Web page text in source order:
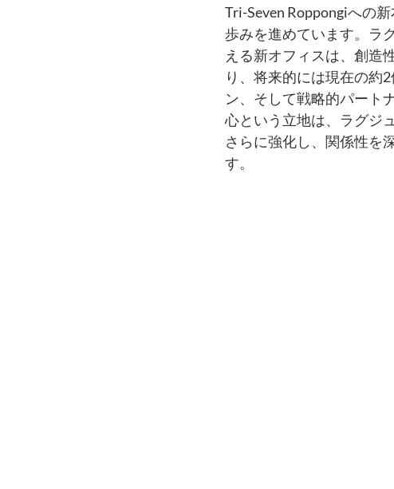
Tri-Seven Roppongiへの
歩みを進めています。ラ
える新オフィスは、創造
り、将来的には現在の約
ン、そして戦略的パート
心という立地は、ラグジ
さらに強化し、関係性を
す。